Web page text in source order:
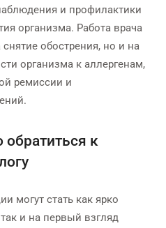
и профилактики
организма. Работа врача
обострения, но и на
организма к аллергенам,
ремиссии и
обратиться к
могут стать как ярко
и на первый взгляд